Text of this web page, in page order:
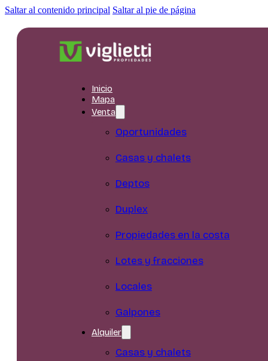
Saltar al contenido principal Saltar al pie de página
Inicio
Mapa
Venta
Oportunidades
Casas y chalets
Deptos
Duplex
Propiedades en la costa
Lotes y fracciones
Locales
Galpones
Alquiler
Casas y chalets